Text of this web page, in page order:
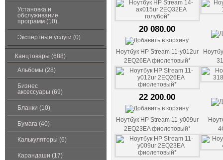
Установка и
обслуживание
программ (10)
Экспертные услуги (0)
Канцтовары (688)
Альбомы (28)
Бизнес
аксессуары (69)
Бланки (10)
Бумага (40)
Калькуляторы (6)
Карандаши (17)
20 080.00
Ноутбук HP Stream 11-y012ur
2EQ26EA фиолетовый*
22 200.00
Ноутбук HP Stream 11-y009ur
2EQ23EA фиолетовый*